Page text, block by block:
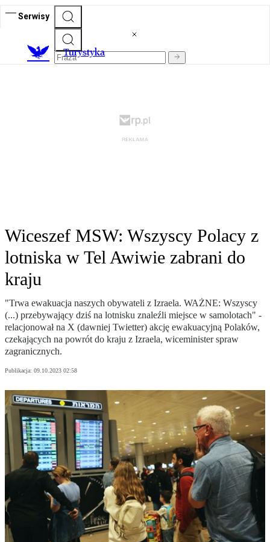
Serwisy
Turystyka
Wiceszef MSW: Wszyscy Polacy z
lotniska w Tel Awiwie zabrani do
kraju
"Trwa ewakuacja naszych obywateli z Izraela. WAŻNE: Wszyscy
(...) przebywający dziś na lotnisku znaleźli miejsce w samolotach" -
relacjonował na X (dawniej Twietter) akcję ewakuacyjną Polaków,
czekających na powrót do kraju z Izraela, wiceminister spraw
zagranicznych.
Publikacja: 09.10.2023 02:58